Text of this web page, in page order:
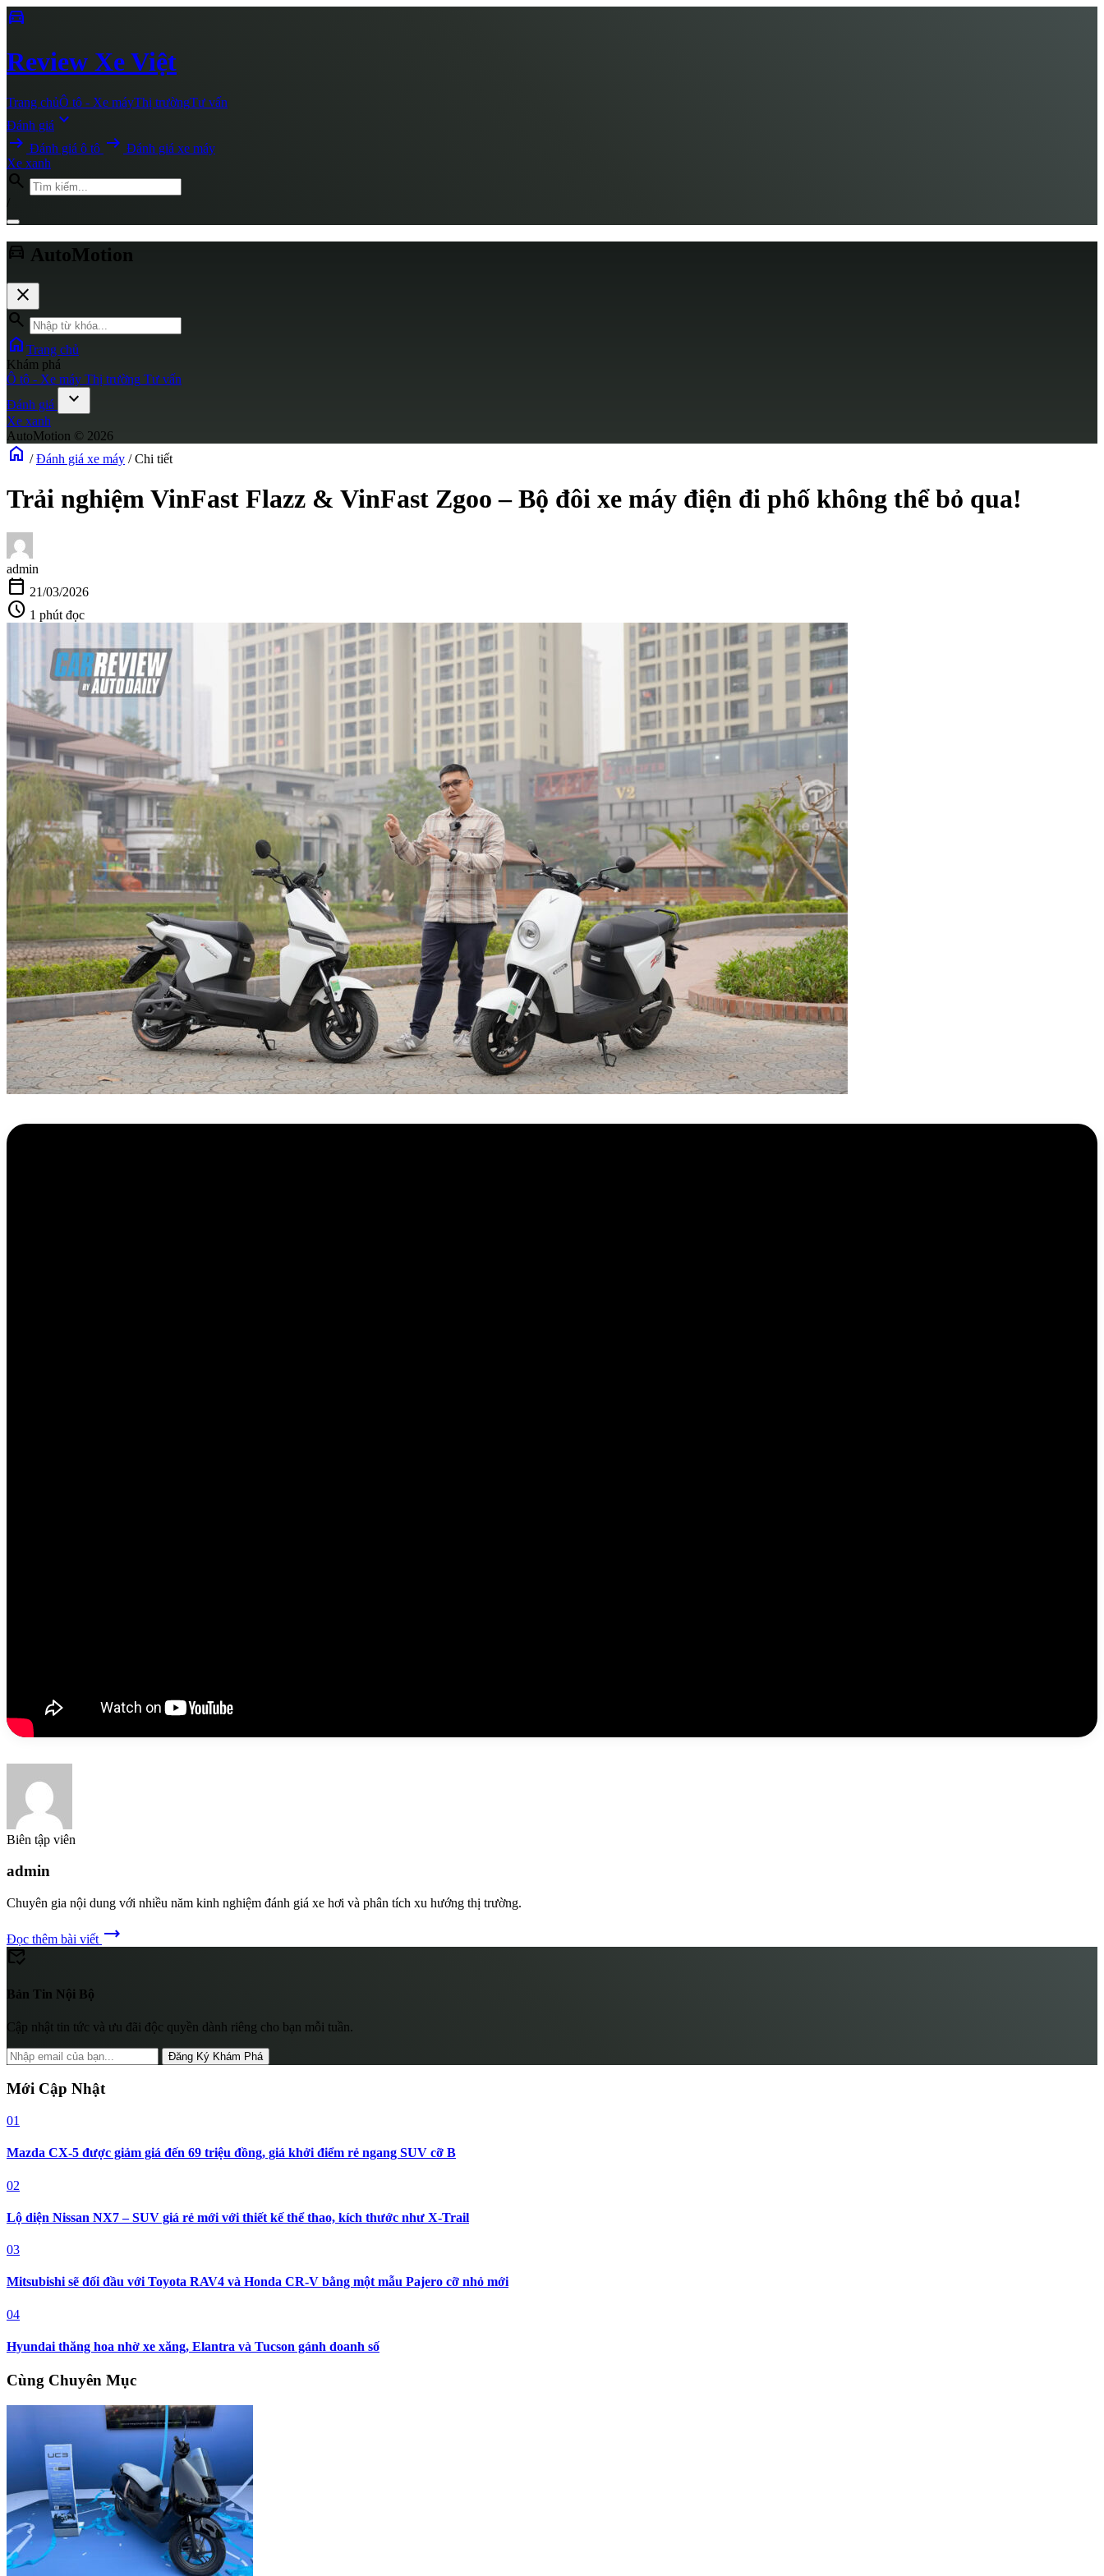
directions_car
Review Xe Việt
Trang chủÔ tô - Xe máyThị trườngTư vấn
Đánh giá expand_more
arrow_right_alt Đánh giá ô tô arrow_right_alt Đánh giá xe máy
Xe xanh
search
directions_car AutoMotion
close
search
home Trang chủ
Khám phá
Ô tô - Xe máy Thị trường Tư vấn
Đánh giá
expand_more
Xe xanh
AutoMotion © 2026
home / Đánh giá xe máy / Chi tiết
Trải nghiệm VinFast Flazz & VinFast Zgoo – Bộ đôi xe máy điện đi phố không thể bỏ qua!
admin
calendar_today 21/03/2026
schedule 1 phút đọc
Biên tập viên
admin
Chuyên gia nội dung với nhiều năm kinh nghiệm đánh giá xe hơi và phân tích xu hướng thị trường.
Đọc thêm bài viết trending_flat
mark_email_read
Bản Tin Nội Bộ
Cập nhật tin tức và ưu đãi độc quyền dành riêng cho bạn mỗi tuần.
Đăng Ký Khám Phá
Mới Cập Nhật
01
Mazda CX-5 được giảm giá đến 69 triệu đồng, giá khởi điểm rẻ ngang SUV cỡ B
02
Lộ diện Nissan NX7 – SUV giá rẻ mới với thiết kế thể thao, kích thước như X-Trail
03
Mitsubishi sẽ đối đầu với Toyota RAV4 và Honda CR-V bằng một mẫu Pajero cỡ nhỏ mới
04
Hyundai thăng hoa nhờ xe xăng, Elantra và Tucson gánh doanh số
Cùng Chuyên Mục